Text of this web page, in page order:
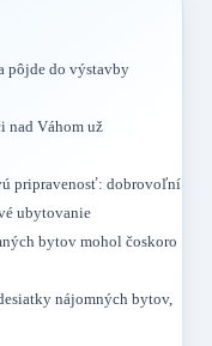
pôjde do výstavby
nad Váhom už
pripravenosť: dobrovoľní
ubytovanie
bytov mohol čoskoro
nájomných bytov,